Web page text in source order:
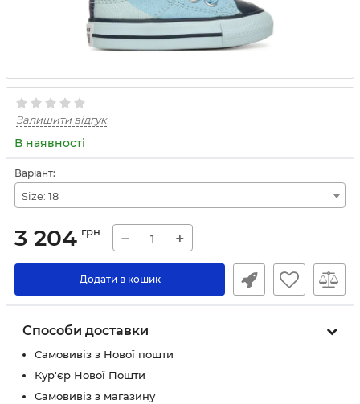
Залишити відгук
В наявності
Варіант:
Size: 18
3 204 грн − +
Додати в кошик
Способи доставки
Самовивіз з Нової пошти
Кур'єр Нової Пошти
Самовивіз з магазину